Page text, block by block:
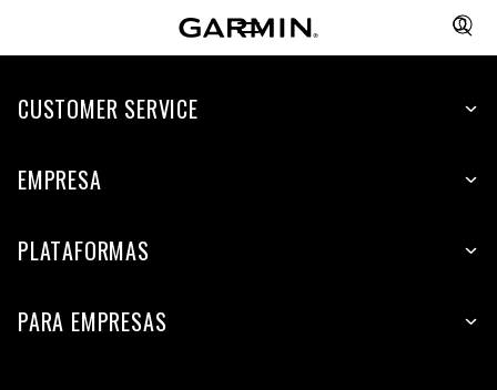
CUSTOMER SERVICE
EMPRESA
PLATAFORMAS
PARA EMPRESAS